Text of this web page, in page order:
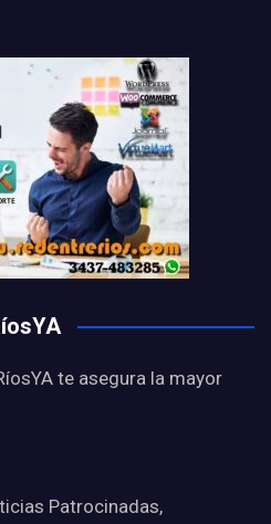
te asegura la mayor
Patrocinadas,